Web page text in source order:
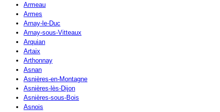
Armeau
Armes
Arnay-le-Duc
Arnay-sous-Vitteaux
Arquian
Artaix
Arthonnay
Asnan
Asnières-en-Montagne
Asnières-lès-Dijon
Asnières-sous-Bois
Asnois